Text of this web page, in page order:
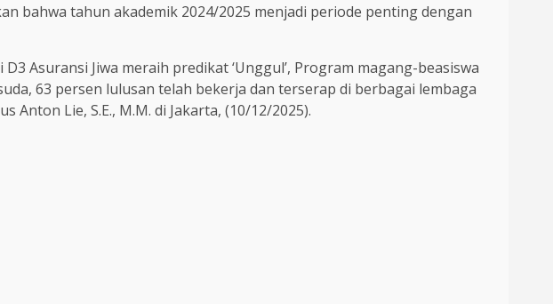
bahwa tahun akademik 2024/2025 menjadi periode penting dengan
Asuransi Jiwa meraih predikat ‘Unggul’, Program magang-beasiswa
63 persen lulusan telah bekerja dan terserap di berbagai lembaga
Lie, S.E., M.M. di Jakarta, (10/12/2025).